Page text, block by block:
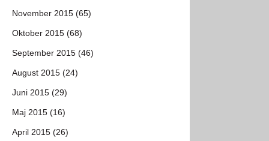
November 2015 (65)
Oktober 2015 (68)
September 2015 (46)
August 2015 (24)
Juni 2015 (29)
Maj 2015 (16)
April 2015 (26)